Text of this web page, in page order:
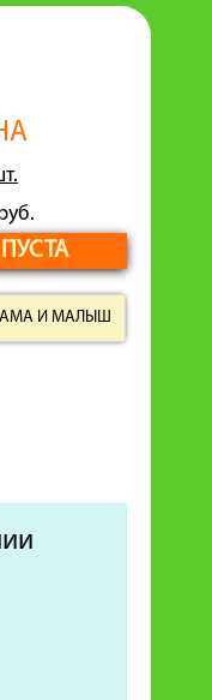
И МАЛЫШ